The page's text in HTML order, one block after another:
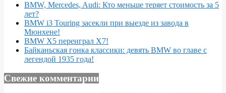
BMW, Mercedes, Audi: Кто меньше теряет стоимость за 5
лет?
BMW i3 Touring засекли при выезде из завода в
Мюнхене!
BMW X5 переиграл X7!
Байканьская гонка классики: девять BMW во главе с
легендой 1935 года!
Свежие комментарии